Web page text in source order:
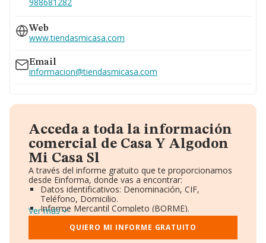
Web
www.tiendasmicasa.com
Email
informacion@tiendasmicasa.com
Acceda a toda la información
comercial de Casa Y Algodon
Mi Casa Sl
A través del informe gratuito que te proporcionamos
desde Einforma, donde vas a encontrar:
Datos identificativos: Denominación, CIF,
Teléfono, Domicilio.
Informe Mercantil Completo (BORME).
Gráficos de Evolución Ventas y Empleados.
Consejo de Administración y Administradores.
Directivos y Ejecutivos.
Ver más
QUIERO MI INFORME GRATUITO